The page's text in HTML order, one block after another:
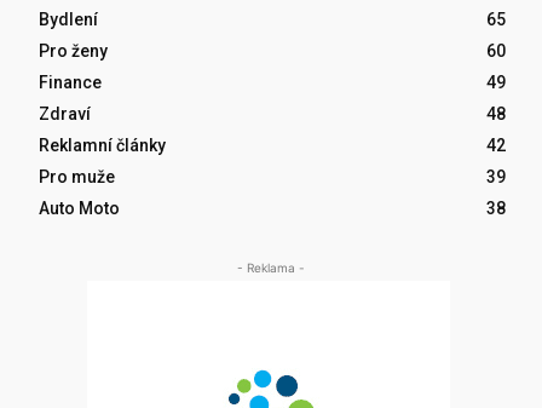
Bydlení
65
Pro ženy
60
Finance
49
Zdraví
48
Reklamní články
42
Pro muže
39
Auto Moto
38
- Reklama -